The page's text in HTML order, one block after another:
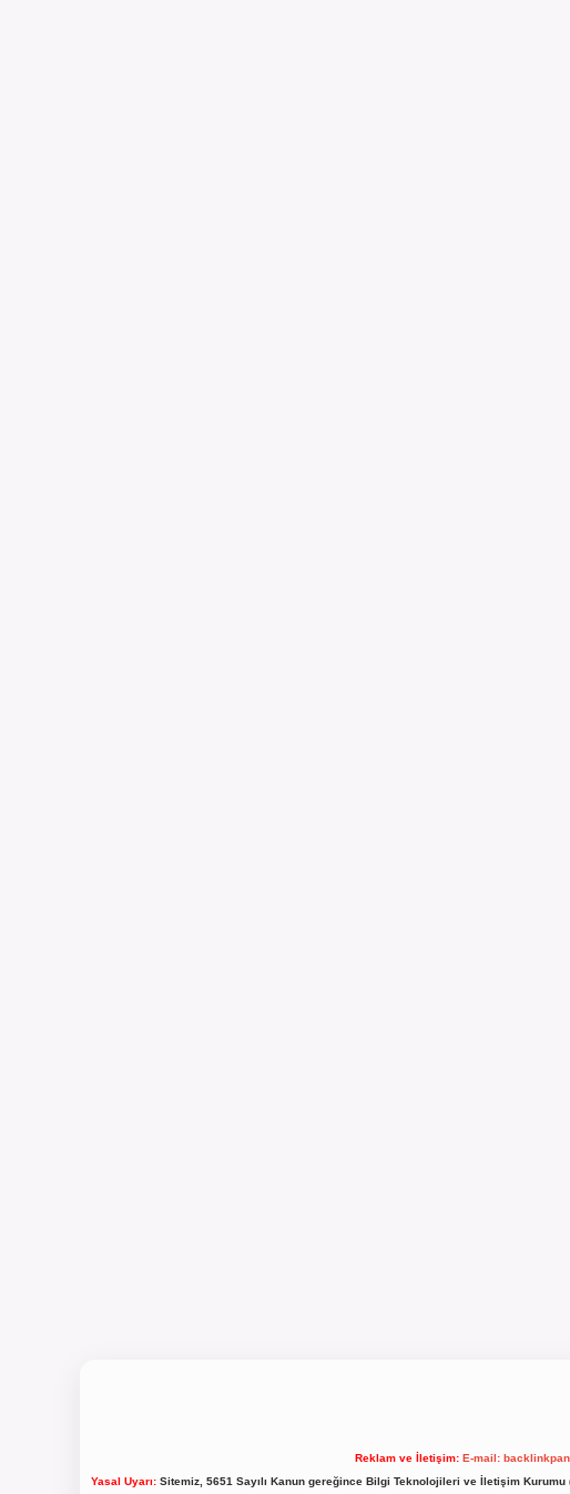
Reklam ve İletişim: E-mail:
Yasal Uyarı:Sitemiz, 5651 Sayılı Kanun gereğince Bilgi Teknolojileri ve İletişim